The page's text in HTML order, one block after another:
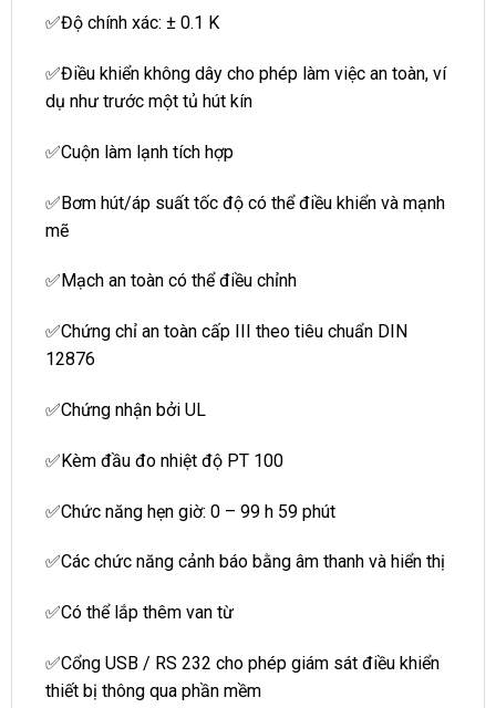
✅Độ chính xác: ± 0.1 K
✅Điều khiển không dây cho phép làm việc an toàn, ví
dụ như trước một tủ hút kín
✅Cuộn làm lạnh tích hợp
✅Bơm hút/áp suất tốc độ có thể điều khiển và mạnh
mẽ
✅Mạch an toàn có thể điều chỉnh
✅Chứng chỉ an toàn cấp III theo tiêu chuẩn DIN
12876
✅Chứng nhận bởi UL
✅Kèm đầu đo nhiệt độ PT 100
✅Chức năng hẹn giờ: 0 – 99 h 59 phút
✅Các chức năng cảnh báo bằng âm thanh và hiển thị
✅Có thể lắp thêm van từ
✅Cổng USB / RS 232 cho phép giám sát điều khiển
thiết bị thông qua phần mềm